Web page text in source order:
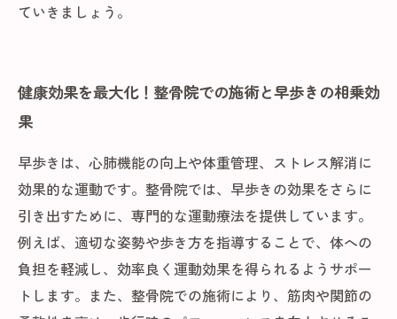
ていきましょう。
健康効果を最大化！整骨院での施術と早歩きの相乗効
果
早歩きは、心肺機能の向上や体重管理、ストレス解消に
効果的な運動です。整骨院では、早歩きの効果をさらに
引き出すために、専門的な運動療法を提供しています。
例えば、適切な姿勢や歩き方を指導することで、体への
負担を軽減し、効率良く運動効果を得られるようサポー
トします。また、整骨院での施術により、筋肉や関節の